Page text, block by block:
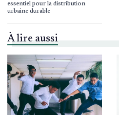
essentiel pour la distribution
urbaine durable
À lire aussi